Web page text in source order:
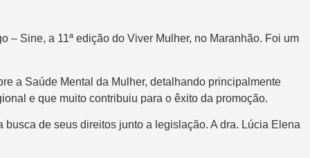
Sine, a 11ª edição do Viver Mulher, no Maranhão. Foi um
a Saúde Mental da Mulher, detalhando principalmente
e que muito contribuiu para o êxito da promoção.
de seus direitos junto a legislação. A dra. Lúcia Elena